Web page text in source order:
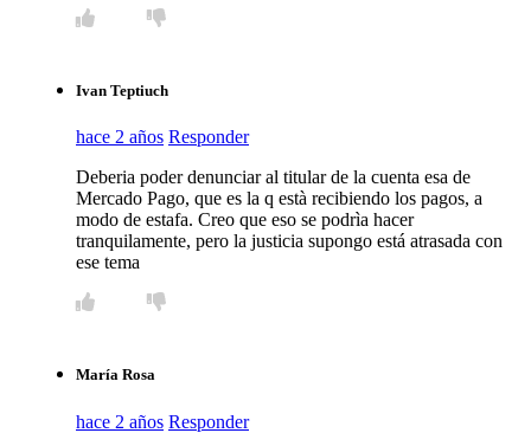
Ivan Teptiuch
hace 2 años Responder
Deberia poder denunciar al titular de la cuenta esa de
Mercado Pago, que es la q està recibiendo los pagos, a
modo de estafa. Creo que eso se podrìa hacer
tranquilamente, pero la justicia supongo está atrasada con
ese tema
María Rosa
hace 2 años Responder